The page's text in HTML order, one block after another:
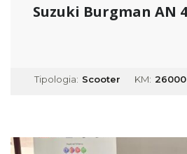
Tipologia: Scooter KM: 26000